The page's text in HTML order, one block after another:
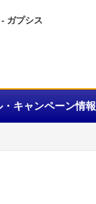
・キャンペーン情報